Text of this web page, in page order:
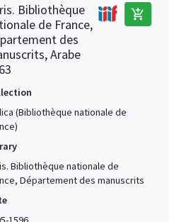
Bibliothèque
de France,
des
Arabe
add_shopping_cart
(Bibliothèque nationale de
Bibliothèque nationale de
Département des manuscrits